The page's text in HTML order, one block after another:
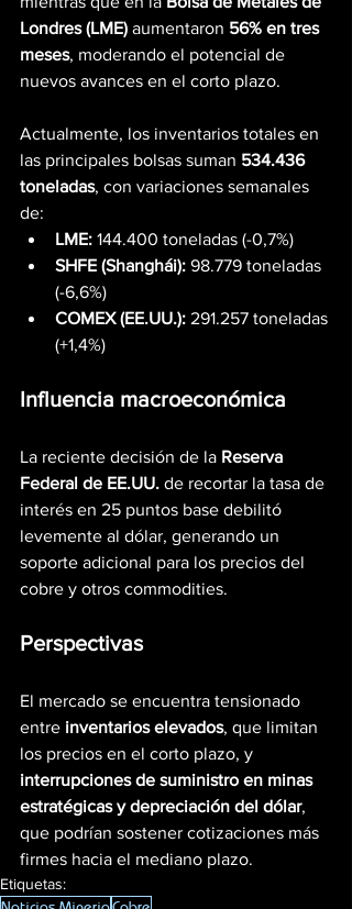
Londres (LME) aumentaron 56% en tres
meses, moderando el potencial de
nuevos avances en el corto plazo.
Actualmente, los inventarios totales en
las principales bolsas suman 534.436
toneladas, con variaciones semanales
de:
LME: 144.400 toneladas (-0,7%)
SHFE (Shanghái): 98.779 toneladas
(-6,6%)
COMEX (EE.UU.): 291.257 toneladas
(+1,4%)
Influencia macroeconómica
La reciente decisión de la Reserva
Federal de EE.UU. de recortar la tasa de
interés en 25 puntos base debilitó
levemente al dólar, generando un
soporte adicional para los precios del
cobre y otros commodities.
Perspectivas
El mercado se encuentra tensionado
entre inventarios elevados, que limitan
los precios en el corto plazo, y
interrupciones de suministro en minas
estratégicas y depreciación del dólar,
que podrían sostener cotizaciones más
firmes hacia el mediano plazo.
Etiquetas: